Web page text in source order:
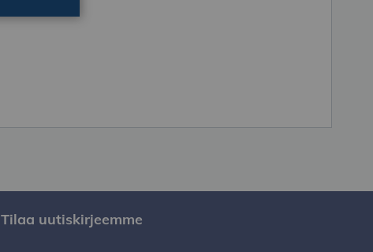
Tilaa uutiskirjeemme